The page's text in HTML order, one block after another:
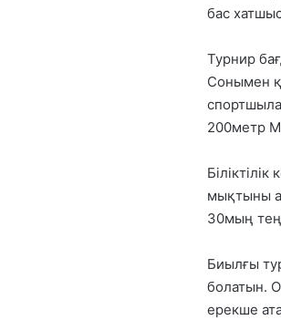
бас
Турнир
Сонымен
200метр
мықтыны
30мың
Биылғы
болатын.
ерекше